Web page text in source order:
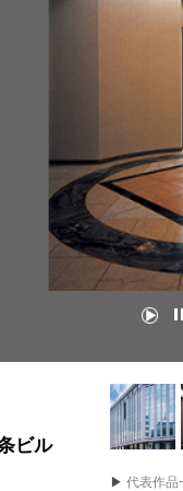
ビル
▶ 代表作品